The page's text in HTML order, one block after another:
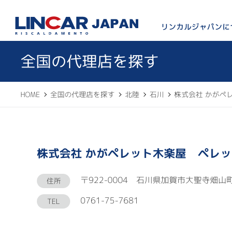
リンカルジャパン
全国の代理店を探す
HOME 全国の代理店を探す 北陸 石川 株式会社 かがペ
株式会社 かがペレット木楽屋 ペレ
住所 〒922-0004 石川県加賀市大聖寺畑山
TEL 0761-75-7681